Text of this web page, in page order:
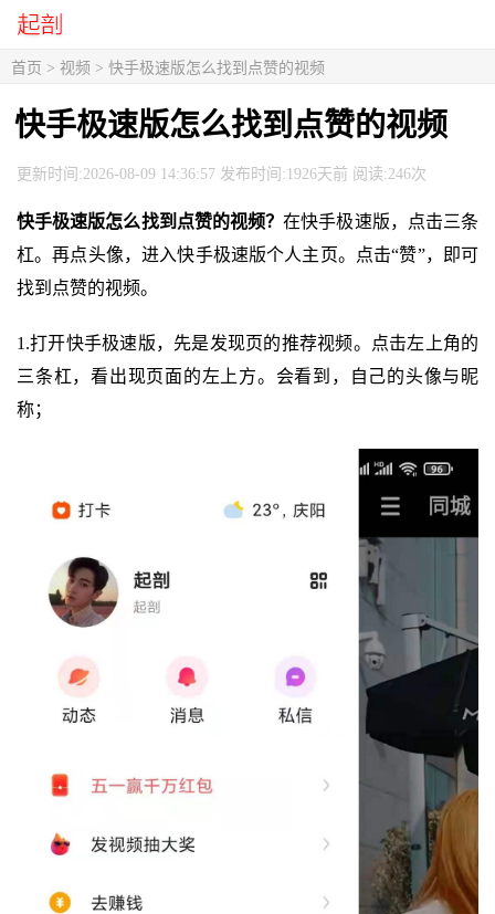
首页 > 视频 > 快手极速版怎么找到点赞的视频
快手极速版怎么找到点赞的视频
更新时间:2026-08-09 14:36:57 发布时间:1926天前 阅读:246次
快手极速版怎么找到点赞的视频？在快手极速版，点击三条
杠。再点头像，进入快手极速版个人主页。点击“赞”，即可
找到点赞的视频。
1.打开快手极速版，先是发现页的推荐视频。点击左上角的
三条杠，看出现页面的左上方。会看到，自己的头像与昵
称；